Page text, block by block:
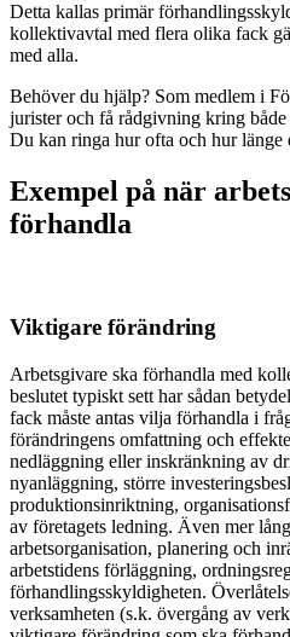
Detta kallas primär
kollektivavtal med flera olika fack
med alla.
Behöver du hjälp? Som medlem i
jurister och få rådgivning kring
Du kan ringa hur ofta och hur länge
Exempel på när
förhandla
Viktigare förändring
Arbetsgivare ska förhandla med
beslutet typiskt sett har sådan
fack måste antas vilja förhandla i
förändringens omfattning och
nedläggning eller inskränkning av
nyanläggning, större
produktionsinriktning,
av företagets ledning. Även mer
arbetsorganisation, planering och
arbetstidens förläggning,
förhandlingsskyldigheten.
verksamheten (s.k. övergång av